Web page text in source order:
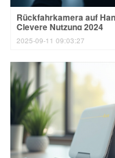
Rückfahrkamera auf
Clevere Nutzung 2024
2025-09-11 09:03:27